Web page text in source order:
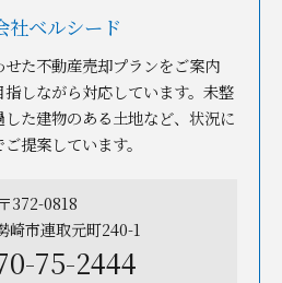
社ベルシード
た不動産売却プランをご案内
しながら対応しています。未整
た建物のある土地など、状況に
提案しています。
〒372-0818
崎市連取元町240-1
75-2444